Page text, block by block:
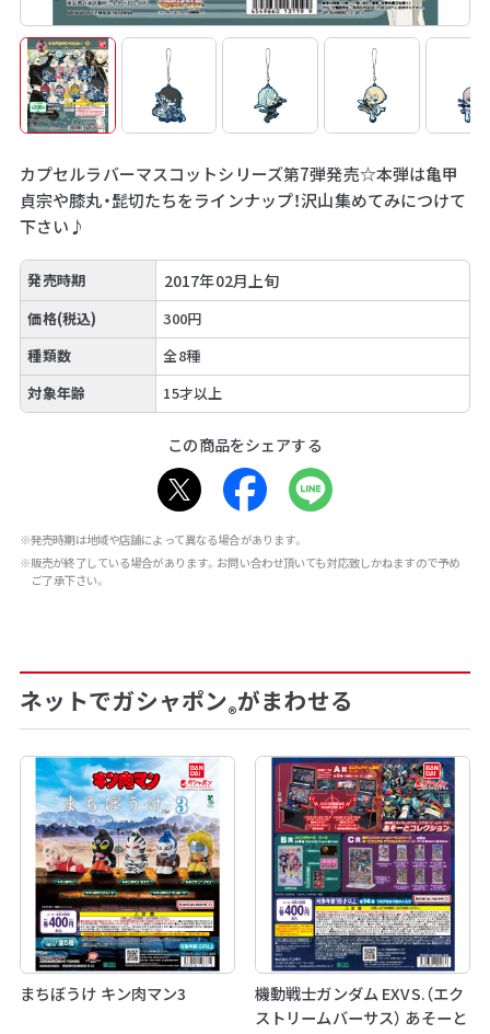
カプセルラバーマスコットシリーズ第7弾発売☆本弾は亀甲
貞宗や膝丸・髭切たちをラインナップ！沢山集めてみにつけて
下さい♪
発売時期 2017年02月上旬
価格(税込)
300円
種類数
全8種
対象年齢
15才以上
この商品をシェアする
※発売時期は地域や店舗によって異なる場合があります。
※販売が終了している場合があります。お問い合わせ頂いても対応致しかねますので予め
ご了承下さい。
ネットでガシャポン®がまわせる
まちぼうけ キン肉マン3
機動戦士ガンダム EXVS.（エク
ストリームバーサス） あそーと